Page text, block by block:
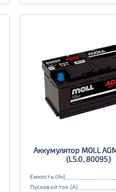
Аккумулятор MOLL
(L5.0, 80095)
Емкость (Ач)
Пусковой ток (А)